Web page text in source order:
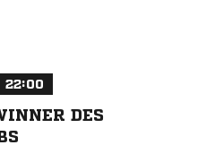
22:00
DES